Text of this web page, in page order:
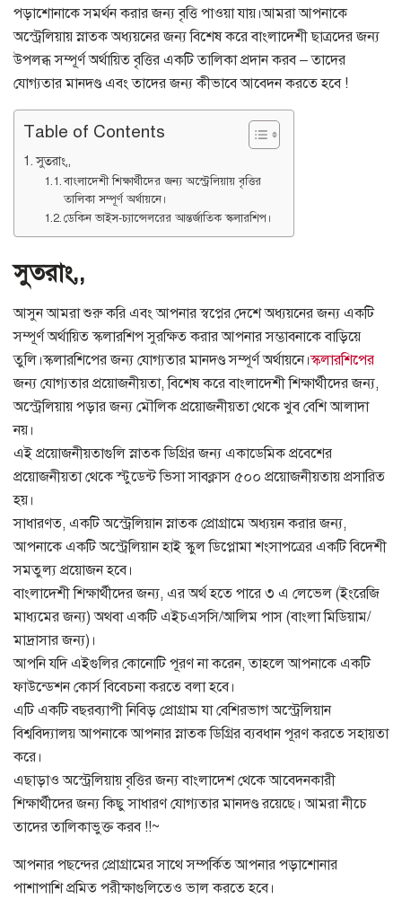
পড়াশোনাকে সমর্থন করার জন্য বৃত্তি পাওয়া যায়।আমরা আপনাকে
অস্ট্রেলিয়ায় স্নাতক অধ্যয়নের জন্য বিশেষ করে বাংলাদেশী ছাত্রদের জন্য
উপলব্ধ সম্পূর্ণ অর্থায়িত বৃত্তির একটি তালিকা প্রদান করব – তাদের
যোগ্যতার মানদণ্ড এবং তাদের জন্য কীভাবে আবেদন করতে হবে !
Table of Contents
সুতরাং,,
বাংলাদেশী শিক্ষার্থীদের জন্য অস্ট্রেলিয়ায় বৃত্তির
তালিকা সম্পূর্ণ অর্থায়নে।
ডেকিন ভাইস-চ্যান্সেলরের আন্তর্জাতিক স্কলারশিপ।
সুতরাং,,
আসুন আমরা শুরু করি এবং আপনার স্বপ্নের দেশে অধ্যয়নের জন্য একটি
সম্পূর্ণ অর্থায়িত স্কলারশিপ সুরক্ষিত করার আপনার সম্ভাবনাকে বাড়িয়ে
তুলি।স্কলারশিপের জন্য যোগ্যতার মানদণ্ড সম্পূর্ণ অর্থায়নে।স্কলারশিপের
জন্য যোগ্যতার প্রয়োজনীয়তা, বিশেষ করে বাংলাদেশী শিক্ষার্থীদের জন্য,
অস্ট্রেলিয়ায় পড়ার জন্য মৌলিক প্রয়োজনীয়তা থেকে খুব বেশি আলাদা
নয়।
এই প্রয়োজনীয়তাগুলি স্নাতক ডিগ্রির জন্য একাডেমিক প্রবেশের
প্রয়োজনীয়তা থেকে স্টুডেন্ট ভিসা সাবক্লাস ৫০০ প্রয়োজনীয়তায় প্রসারিত
হয়।
সাধারণত, একটি অস্ট্রেলিয়ান স্নাতক প্রোগ্রামে অধ্যয়ন করার জন্য,
আপনাকে একটি অস্ট্রেলিয়ান হাই স্কুল ডিপ্লোমা শংসাপত্রের একটি বিদেশী
সমতুল্য প্রয়োজন হবে।
বাংলাদেশী শিক্ষার্থীদের জন্য, এর অর্থ হতে পারে ৩ এ লেভেল (ইংরেজি
মাধ্যমের জন্য) অথবা একটি এইচএসসি/আলিম পাস (বাংলা মিডিয়াম/
মাদ্রাসার জন্য)।
আপনি যদি এইগুলির কোনোটি পূরণ না করেন, তাহলে আপনাকে একটি
ফাউন্ডেশন কোর্স বিবেচনা করতে বলা হবে।
এটি একটি বছরব্যাপী নিবিড় প্রোগ্রাম যা বেশিরভাগ অস্ট্রেলিয়ান
বিশ্ববিদ্যালয় আপনাকে আপনার স্নাতক ডিগ্রির ব্যবধান পূরণ করতে সহায়তা
করে।
এছাড়াও অস্ট্রেলিয়ায় বৃত্তির জন্য বাংলাদেশ থেকে আবেদনকারী
শিক্ষার্থীদের জন্য কিছু সাধারণ যোগ্যতার মানদণ্ড রয়েছে। আমরা নীচে
তাদের তালিকাভুক্ত করব !!~
আপনার পছন্দের প্রোগ্রামের সাথে সম্পর্কিত আপনার পড়াশোনার
পাশাপাশি প্রমিত পরীক্ষাগুলিতেও ভাল করতে হবে।